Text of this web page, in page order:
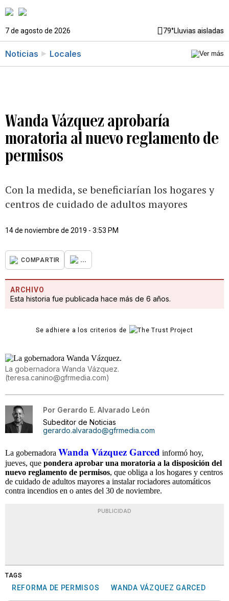
7 de agosto de 2026 79°Lluvias aisladas
Noticias Locales
Wanda Vázquez aprobaría
moratoria al nuevo reglamento de
permisos
Con la medida, se beneficiarían los hogares y
centros de cuidado de adultos mayores
14 de noviembre de 2019 - 3:53 PM
COMPARTIR ...
ARCHIVO
Esta historia fue publicada hace más de 6 años.
Se adhiere a los criterios de
La gobernadora Wanda Vázquez.
(teresa.canino@gfrmedia.com)
Por Gerardo E. Alvarado León
Subeditor de Noticias
gerardo.alvarado@gfrmedia.com
La gobernadora Wanda Vázquez Garced informó hoy,
jueves, que pondera aprobar una moratoria a la disposición del
nuevo reglamento de permisos, que obliga a los hogares y centros
de cuidado de adultos mayores a instalar rociadores automáticos
contra incendios en o antes del 30 de noviembre.
PUBLICIDAD
TAGS
REFORMA DE PERMISOS WANDA VÁZQUEZ GARCED